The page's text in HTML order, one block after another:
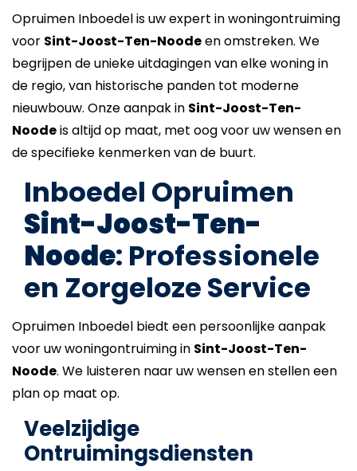
Opruimen Inboedel is uw expert in woningontruiming
voor Sint-Joost-Ten-Noodeen omstreken. We
begrijpen de unieke uitdagingen van elke woning in
de regio, van historische panden tot moderne
nieuwbouw. Onze aanpak in Sint-Joost-Ten-
Noodeis altijd op maat, met oog voor uw wensen en
de specifieke kenmerken van de buurt.
Inboedel Opruimen
Sint-Joost-Ten-
Noode: Professionele
en Zorgeloze Service
Opruimen Inboedel biedt een persoonlijke aanpak
voor uw woningontruiming in Sint-Joost-Ten-
Noode. We luisteren naar uw wensen en stellen een
plan op maat op.
Veelzijdige
Ontruimingsdiensten